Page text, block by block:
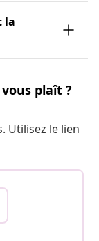
la
plaît ?
Utilisez le lien